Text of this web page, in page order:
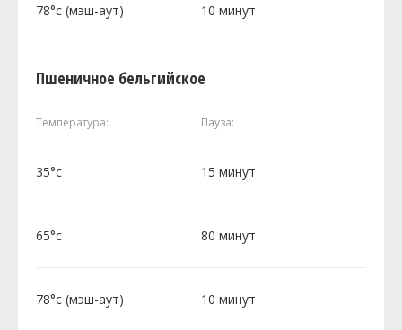
78°c (мэш-аут) 10 минут
Пшеничное бельгийское
Температура: Пауза:
35°c 15 минут
65°c 80 минут
78°c (мэш-аут) 10 минут